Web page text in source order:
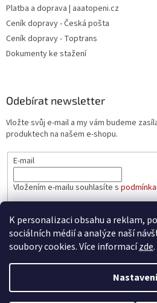
K personalizaci obsahu a reklam,
sociálních médií a analýze naší
soubory cookies. Více informacízde.
Nastavení
Platba a doprava | aaatopeni.cz
Ceník dopravy - Česká pošta
Ceník dopravy - Toptrans
Dokumenty ke stažení
Odebírat newsletter
Vložte svůj e-mail a my vám budeme
produktech na našem e-shopu.
E-mail
Vložením e-mailu souhlasíte s
PŘIHLÁSIT SE